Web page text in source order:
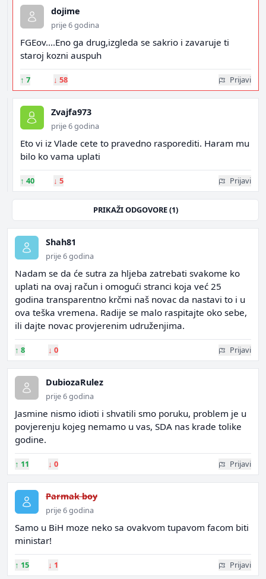
dojime
prije 6 godina
FGEov....Eno ga drug,izgleda se sakrio i zavaruje ti
staroj kozni auspuh
↑ 7 ↓ 58 Prijavi
Zvajfa973
prije 6 godina
Eto vi iz Vlade cete to pravedno rasporediti. Haram mu
bilo ko vama uplati
↑ 40 ↓ 5 Prijavi
PRIKAŽI ODGOVORE (1)
Shah81
prije 6 godina
Nadam se da će sutra za hljeba zatrebati svakome ko
uplati na ovaj račun i omogući stranci koja već 25
godina transparentno krčmi naš novac da nastavi to i u
ova teška vremena. Radije se malo raspitajte oko sebe,
ili dajte novac provjerenim udruženjima.
↑ 8 ↓ 0 Prijavi
DubiozaRulez
prije 6 godina
Jasmine nismo idioti i shvatili smo poruku, problem je u
povjerenju kojeg nemamo u vas, SDA nas krade tolike
godine.
↑ 11 ↓ 0 Prijavi
Parmak boy
prije 6 godina
Samo u BiH moze neko sa ovakvom tupavom facom biti
ministar!
↑ 15 ↓ 1 Prijavi